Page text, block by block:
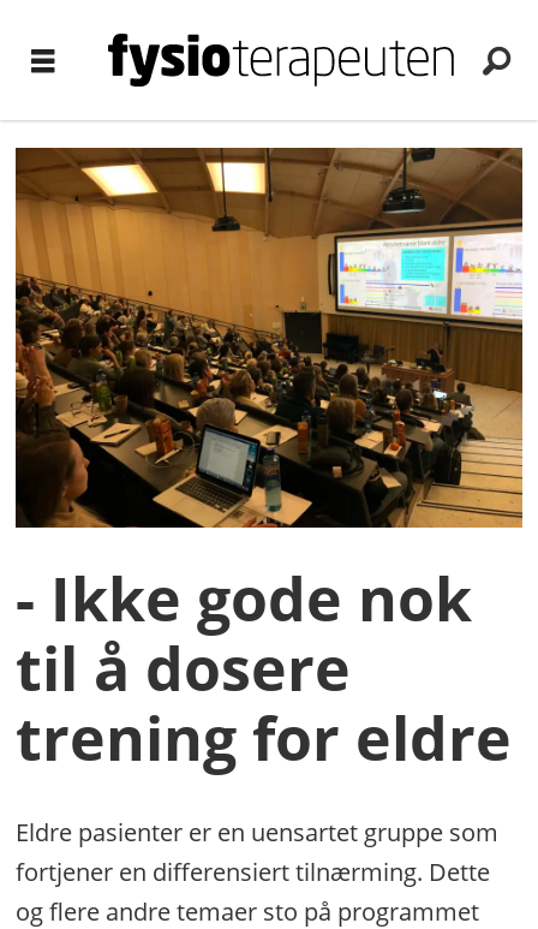
- Ikke gode nok
til å dosere
trening for eldre
Eldre pasienter er en uensartet gruppe som
fortjener en differensiert tilnærming. Dette
og flere andre temaer sto på programmet